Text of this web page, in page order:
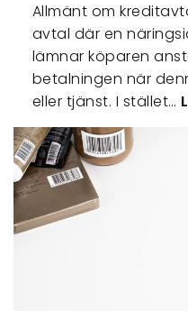
Allmänt om
avtal där en
lämnar köparen
betalningen när
eller tjänst. I stället…